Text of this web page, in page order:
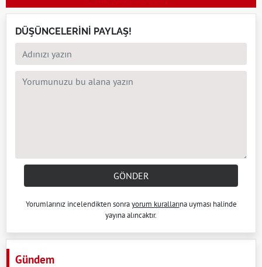
DÜŞÜNCELERİNİ PAYLAŞ!
GÖNDER
Yorumlarınız incelendikten sonrayorum kurallarına uyması halinde
yayına alıncaktır.
Gündem